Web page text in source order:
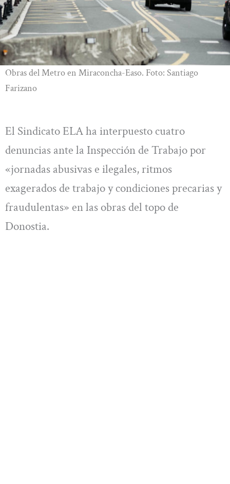
Obras del Metro en Miraconcha-Easo. Foto: Santiago
Farizano
El Sindicato ELA ha interpuesto cuatro
denuncias ante la Inspección de Trabajo por
«jornadas abusivas e ilegales, ritmos
exagerados de trabajo y condiciones precarias y
fraudulentas» en las obras del topo de
Donostia.